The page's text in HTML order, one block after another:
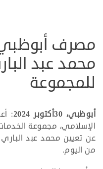
مصرف
محمد عبد
للمجموعة
أبوظبي، 30أكتوبر 2024
:
الإسلامي، مجموعة الخدمات
عن تعيين محمد عبد الباري
من اليوم.